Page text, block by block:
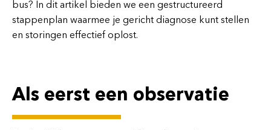
bus? In dit artikel bieden we een gestructureerd
stappenplan waarmee je gericht diagnose kunt stellen
en storingen effectief oplost.
Als eerst een observatie